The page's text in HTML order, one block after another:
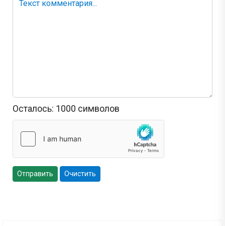
Осталось: 1000 символов
Отправить Очистить